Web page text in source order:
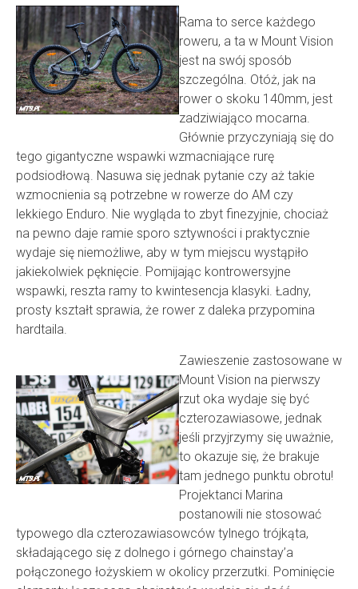
Rama to serce każdego
roweru, a ta w Mount Vision
jest na swój sposób
szczególna. Otóż, jak na
rower o skoku 140mm, jest
zadziwiająco mocarna.
Głównie przyczyniają się do
tego gigantyczne wspawki wzmacniające rurę
podsiodłową. Nasuwa się jednak pytanie czy aż takie
wzmocnienia są potrzebne w rowerze do AM czy
lekkiego Enduro. Nie wygląda to zbyt finezyjnie, chociaż
na pewno daje ramie sporo sztywności i praktycznie
wydaje się niemożliwe, aby w tym miejscu wystąpiło
jakiekolwiek pęknięcie. Pomijając kontrowersyjne
wspawki, reszta ramy to kwintesencja klasyki. Ładny,
prosty kształt sprawia, że rower z daleka przypomina
hardtaila.
Zawieszenie zastosowane w
Mount Vision na pierwszy
rzut oka wydaje się być
czterozawiasowe, jednak
jeśli przyjrzymy się uważnie,
to okazuje się, że brakuje
tam jednego punktu obrotu!
Projektanci Marina
postanowili nie stosować
typowego dla czterozawiasowców tylnego trójkąta,
składającego się z dolnego i górnego chainstay’a
połączonego łożyskiem w okolicy przerzutki. Pominięcie